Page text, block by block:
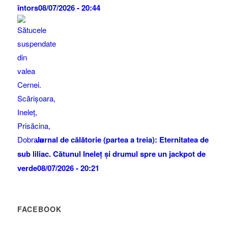
întors08/07/2026 - 20:44
Jurnal de călătorie (partea a treia): Eternitatea de
sub liliac. Cătunul Ineleț și drumul spre un jackpot de
verde08/07/2026 - 20:21
FACEBOOK